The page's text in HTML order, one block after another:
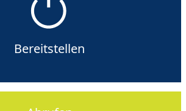
Bereitstellen